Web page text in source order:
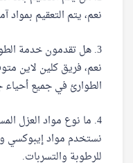
نعم، يتم التعقيم
3. هل تقدمون خدمة الطوارئ؟
الطوارئ في جميع
4. ما نوع مواد العزل المستخدمة؟
نستخدم مواد إيبوكسي
للرطوبة والتسربات.